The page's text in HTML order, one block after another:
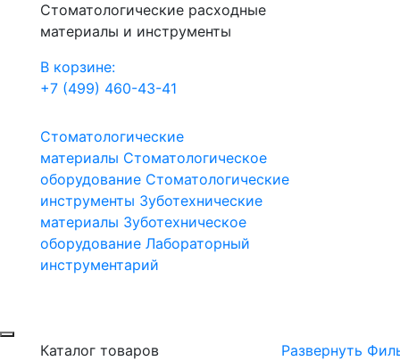
Стоматологические расходные
материалы и инструменты
В корзине:
+7 (499) 460-43-41
Стоматологические
материалы Стоматологическое
оборудование Стоматологические
инструменты Зуботехнические
материалы Зуботехническое
оборудование Лабораторный
инструментарий
Каталог товаров
Развернуть